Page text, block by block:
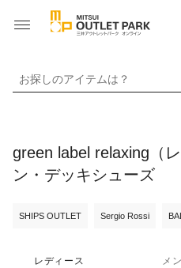
お探しのアイテムは？
green label relaxing（
ン・デッキシューズ
SHIPS OUTLET Sergio Rossi
レディース メ